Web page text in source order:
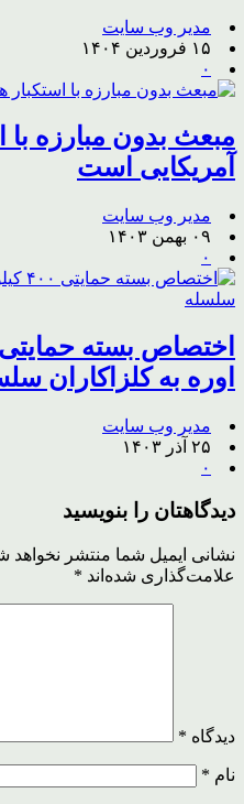
مدیر وب سایت
۱۵ فروردین ۱۴۰۴
۰
مبعث بدون مبارزه با
آمریکایی است
مدیر وب سایت
۰۹ بهمن ۱۴۰۳
۰
اوره به کلزاکاران
مدیر وب سایت
۲۵ آذر ۱۴۰۳
۰
دیدگاهتان را بنویسید
نشانی ایمیل شما منتشر نخواهد
علامت‌گذاری شده‌اند *
دیدگاه *
نام *